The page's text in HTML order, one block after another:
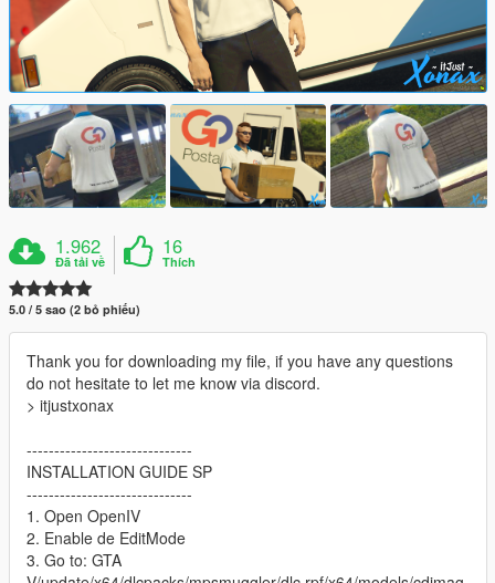
1.962
Đã tải về
16
Thích
5.0 / 5 sao (2 bỏ phiếu)
Thank you for downloading my file, if you have any questions
do not hesitate to let me know via discord.
> itjustxonax
------------------------------
INSTALLATION GUIDE SP
------------------------------
1. Open OpenIV
2. Enable de EditMode
3. Go to: GTA